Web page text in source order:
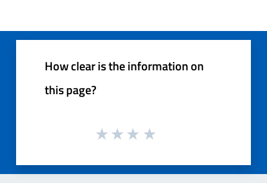
How clear is the information on
this page?